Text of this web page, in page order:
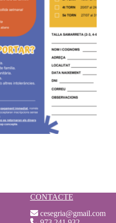
CONTACTE
cesegria@gmail.com